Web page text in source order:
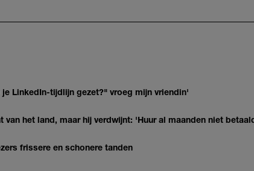
LinkedIn-tijdlijn gezet?" vroeg mijn vriendin'
van het land, maar hij verdwijnt: 'Huur al maanden niet
frissere en schonere tanden